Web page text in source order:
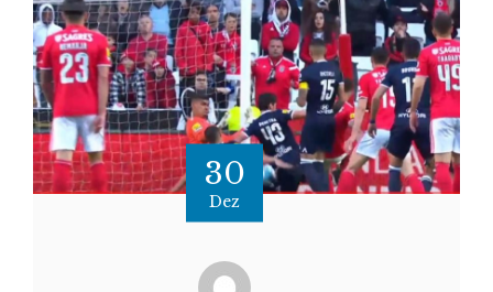
30
Dez